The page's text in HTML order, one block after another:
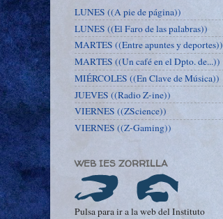
LUNES ((A pie de página))
LUNES ((El Faro de las palabras))
MARTES ((Entre apuntes y deportes))
MARTES ((Un café en el Dpto. de...))
MIÉRCOLES ((En Clave de Música))
JUEVES ((Radio Z-ine))
VIERNES ((ZScience))
VIERNES ((Z-Gaming))
WEB IES ZORRILLA
Pulsa para ir a la web del Instituto